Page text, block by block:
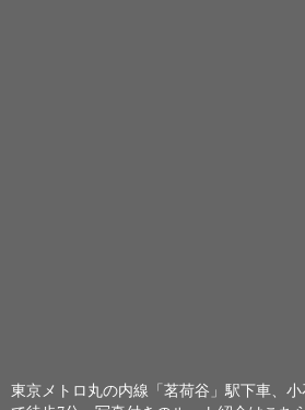
東京メトロ丸の内線「茗荷谷」駅下車、